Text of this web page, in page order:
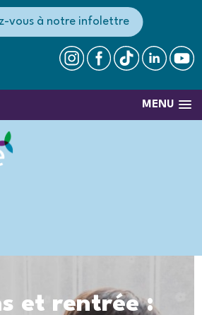
vous à notre infolettre
MENU
et rentrée :